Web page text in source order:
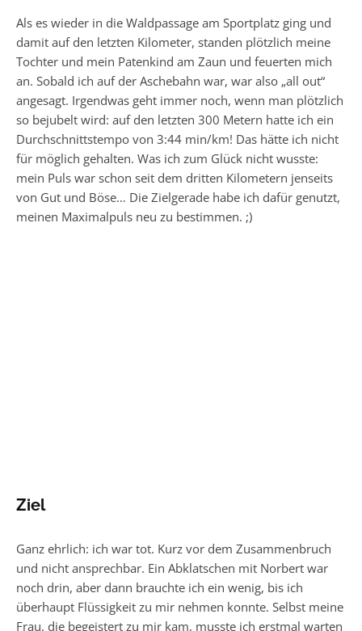
Als es wieder in die Waldpassage am Sportplatz ging und
damit auf den letzten Kilometer, standen plötzlich meine
Tochter und mein Patenkind am Zaun und feuerten mich
an. Sobald ich auf der Aschebahn war, war also „all out“
angesagt. Irgendwas geht immer noch, wenn man plötzlich
so bejubelt wird: auf den letzten 300 Metern hatte ich ein
Durchschnittstempo von 3:44 min/km! Das hätte ich nicht
für möglich gehalten. Was ich zum Glück nicht wusste:
mein Puls war schon seit dem dritten Kilometern jenseits
von Gut und Böse… Die Zielgerade habe ich dafür genutzt,
meinen Maximalpuls neu zu bestimmen. ;)
Ziel
Ganz ehrlich: ich war tot. Kurz vor dem Zusammenbruch
und nicht ansprechbar. Ein Abklatschen mit Norbert war
noch drin, aber dann brauchte ich ein wenig, bis ich
überhaupt Flüssigkeit zu mir nehmen konnte. Selbst meine
Frau, die begeistert zu mir kam, musste ich erstmal warten